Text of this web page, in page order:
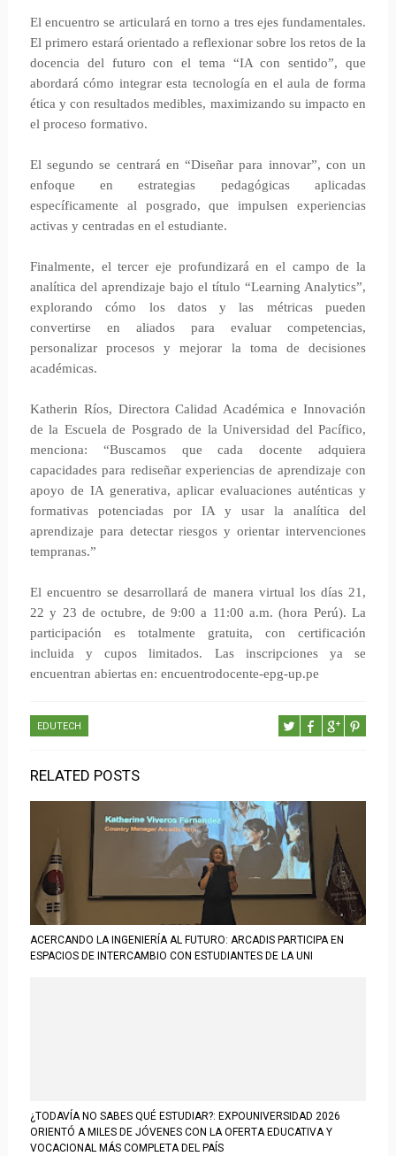
El encuentro se articulará en torno a tres ejes fundamentales.
El primero estará orientado a reflexionar sobre los retos de la
docencia del futuro con el tema “IA con sentido”, que
abordará cómo integrar esta tecnología en el aula de forma
ética y con resultados medibles, maximizando su impacto en
el proceso formativo.
El segundo se centrará en “Diseñar para innovar”, con un
enfoque en estrategias pedagógicas aplicadas
específicamente al posgrado, que impulsen experiencias
activas y centradas en el estudiante.
Finalmente, el tercer eje profundizará en el campo de la
analítica del aprendizaje bajo el título “Learning Analytics”,
explorando cómo los datos y las métricas pueden
convertirse en aliados para evaluar competencias,
personalizar procesos y mejorar la toma de decisiones
académicas.
Katherin Ríos, Directora Calidad Académica e Innovación
de la Escuela de Posgrado de la Universidad del Pacífico,
menciona: “Buscamos que cada docente adquiera
capacidades para rediseñar experiencias de aprendizaje con
apoyo de IA generativa, aplicar evaluaciones auténticas y
formativas potenciadas por IA y usar la analítica del
aprendizaje para detectar riesgos y orientar intervenciones
tempranas.”
El encuentro se desarrollará de manera virtual los días 21,
22 y 23 de octubre, de 9:00 a 11:00 a.m. (hora Perú). La
participación es totalmente gratuita, con certificación
incluida y cupos limitados. Las inscripciones ya se
encuentran abiertas en: encuentrodocente-epg-up.pe
EDUTECH
RELATED POSTS
ACERCANDO LA INGENIERÍA AL FUTURO: ARCADIS PARTICIPA EN
ESPACIOS DE INTERCAMBIO CON ESTUDIANTES DE LA UNI
¿TODAVÍA NO SABES QUÉ ESTUDIAR?: EXPOUNIVERSIDAD 2026
ORIENTÓ A MILES DE JÓVENES CON LA OFERTA EDUCATIVA Y
VOCACIONAL MÁS COMPLETA DEL PAÍS